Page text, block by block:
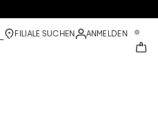
FILIALE SUCHEN ANMELDEN 0